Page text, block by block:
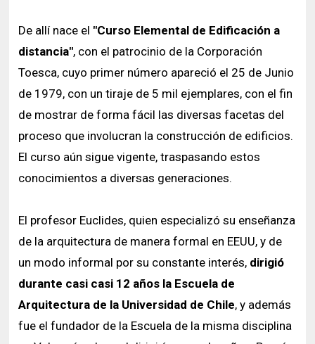
De allí nace el "Curso Elemental de Edificación a
distancia", con el patrocinio de la Corporación
Toesca, cuyo primer número apareció el 25 de Junio
de 1979, con un tiraje de 5 mil ejemplares, con el fin
de mostrar de forma fácil las diversas facetas del
proceso que involucran la construcción de edificios.
El curso aún sigue vigente, traspasando estos
conocimientos a diversas generaciones.
El profesor Euclides, quien especializó su enseñanza
de la arquitectura de manera formal en EEUU, y de
un modo informal por su constante interés, dirigió
durante casi casi 12 años la Escuela de
Arquitectura de la Universidad de Chile, y además
fue el fundador de la Escuela de la misma disciplina